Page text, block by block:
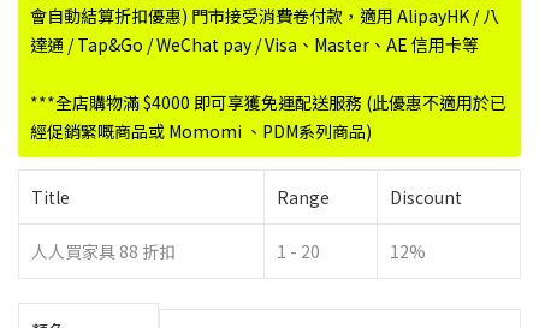
會自動結算折扣優惠) 門市接受消費卷付款，適用 AlipayHK / 八
達通 / Tap&Go / WeChat pay / Visa、Master、AE 信用卡等
***全店購物滿 $4000 即可享獲免運配送服務 (此優惠不適用於已
經促銷緊嘅商品或 Momomi 、PDM系列商品)
Title Range Discount
人人買家具 88 折扣 1 - 20 12%